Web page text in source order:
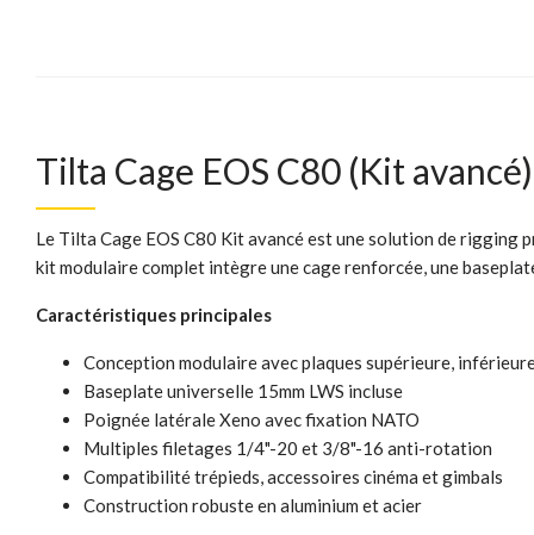
Tilta Cage EOS C80 (Kit avancé)
Le Tilta Cage EOS C80 Kit avancé est une solution de rigging
kit modulaire complet intègre une cage renforcée, une
Caractéristiques principales
Conception modulaire avec plaques supérieure,
Baseplate universelle 15mm LWS incluse
Poignée latérale Xeno avec fixation NATO
Multiples filetages 1/4"-20 et 3/8"-16 anti-rotation
Compatibilité trépieds, accessoires cinéma et gimbals
Construction robuste en aluminium et acier